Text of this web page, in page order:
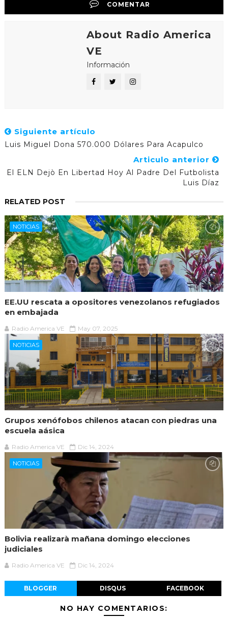
COMENTAR
About Radio America
VE
Información
Siguiente artículo
Luis Miguel Dona 570.000 Dólares Para Acapulco
Articulo anterior
El ELN Dejò En Libertad Hoy Al Padre Del Futbolista
Luis Díaz
RELATED POST
NOTICIAS
EE.UU rescata a opositores venezolanos refugiados
en embajada
Radio America VE May 07, 2025
NOTICIAS
Grupos xenófobos chilenos atacan con piedras una
escuela aásica
Radio America VE Dic 14, 2024
NOTICIAS
Bolivia realizarà mañana domingo elecciones
judiciales
Radio America VE Dic 14, 2024
BLOGGER DISQUS FACEBOOK
NO HAY COMENTARIOS: